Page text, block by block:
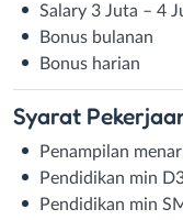
Salary 3 Juta – 4
Bonus bulanan
Bonus harian
Syarat
Penampilan
Pendidikan min
Pendidikan min